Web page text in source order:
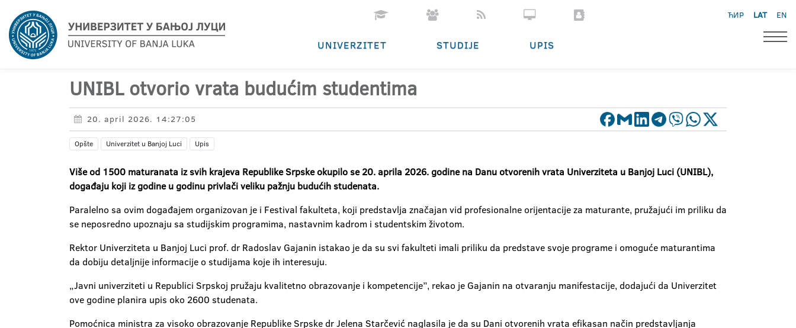
ЋИР LAT EN
UNIVERZITET STUDIJE UPIS
UNIBL otvorio vrata budućim studentima
20. april 2026. 14:27:05
Opšte Univerzitet u Banjoj Luci Upis
Više od 1500 maturanata iz svih krajeva Republike Srpske okupilo se 20. aprila 2026. godine na Danu otvorenih vrata Univerziteta u Banjoj Luci (UNIBL),
događaju koji iz godine u godinu privlači veliku pažnju budućih studenata.
Paralelno sa ovim događajem organizovan je i Festival fakulteta, koji predstavlja značajan vid profesionalne orijentacije za maturante, pružajući im priliku da
se neposredno upoznaju sa studijskim programima, nastavnim kadrom i studentskim životom.
Rektor Univerziteta u Banjoj Luci prof. dr Radoslav Gajanin istakao je da su svi fakulteti imali priliku da predstave svoje programe i omoguće maturantima
da dobiju detaljnije informacije o studijama koje ih interesuju.
„Javni univerziteti u Republici Srpskoj pružaju kvalitetno obrazovanje i kompetencije”, rekao je Gajanin na otvaranju manifestacije, dodajući da Univerzitet
ove godine planira upis oko 2600 studenata.
Pomoćnica ministra za visoko obrazovanje Republike Srpske dr Jelena Starčević naglasila je da su Dani otvorenih vrata efikasan način predstavljanja